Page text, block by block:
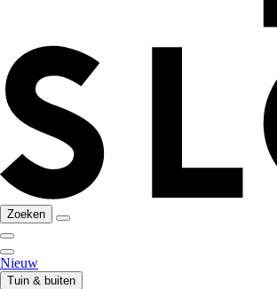
Zoeken
Nieuw
Tuin & buiten